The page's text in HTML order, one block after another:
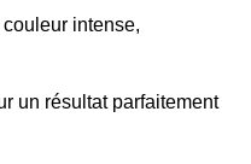
intense,
un résultat parfaitement